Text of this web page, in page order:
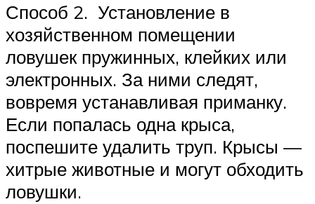
Способ 2. Установление в
хозяйственном помещении
ловушек пружинных, клейких или
электронных. За ними следят,
вовремя устанавливая приманку.
Если попалась одна крыса,
поспешите удалить труп. Крысы —
хитрые животные и могут обходить
ловушки.